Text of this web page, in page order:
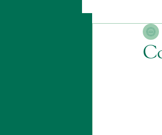
Geoterapia